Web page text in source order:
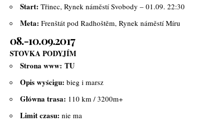
Start: Třinec, Rynek náměstí Svobody – 01.09. 22:30
Meta: Frenštát pod Radhoštěm, Rynek náměstí Míru
08.-10.09.2017
STOVKA PODYJÍM
Strona www: TU
Opis wyścigu: bieg i marsz
Główna trasa: 110 km / 3200m+
Limit czasu: nie ma